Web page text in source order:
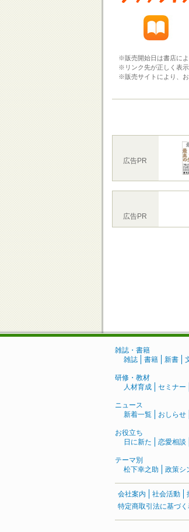
※販売開始日は書店によ
※リンク先が正しく表示
※販売サイトにより、お
広告PR
広告PR
雑誌・書籍
雑誌
書籍 新書
研修・教材
人材育成
セミナー
ニュース
新着一覧
おしらせ
お役立ち
日に新た
恋愛相談
テーマ別
松下幸之助
政策シ
会社案内 社会活動
特定商取引法に基づ